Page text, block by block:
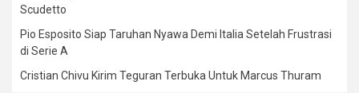
Scudetto
Pio Esposito Siap Taruhan Nyawa Demi Italia Setelah Frustrasi
di Serie A
Cristian Chivu Kirim Teguran Terbuka Untuk Marcus Thuram